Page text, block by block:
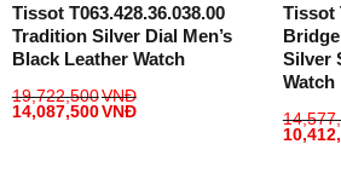
Tissot T063.428.36.038.00
Tradition Silver Dial Men’s
Black Leather Watch
19,722,500VNĐ
14,087,500VNĐ
Tissot
Silver
Watch